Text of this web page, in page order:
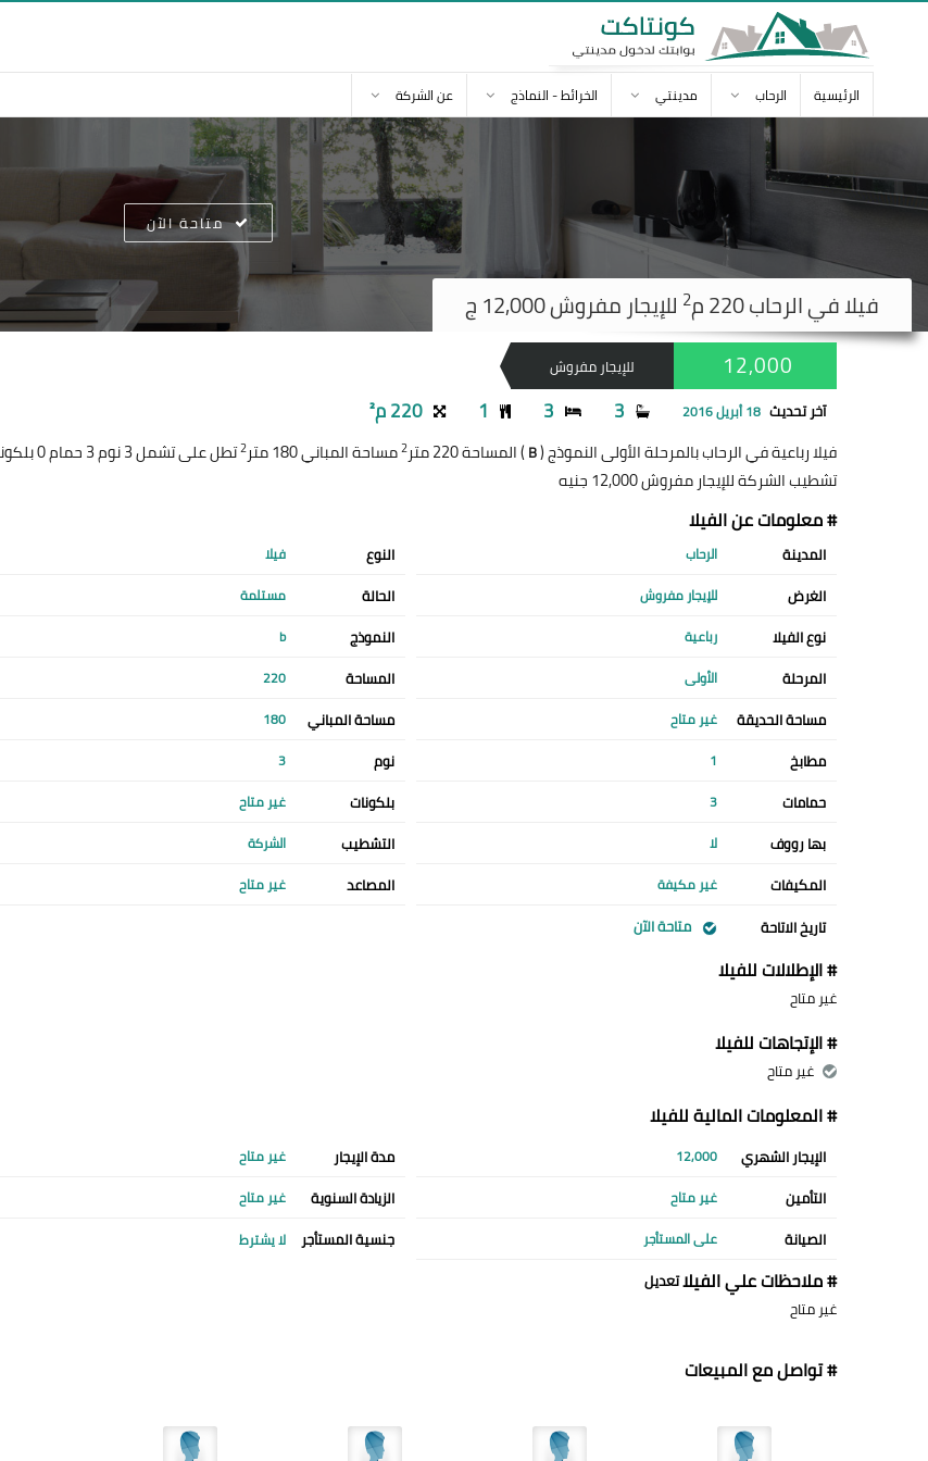
الرئيسية الرحاب مدينتي الخرائط - النماذج عن الشركة
فيلا فيالرحاب 2 للإيجار مفروش 12,000 ج
متاحة الآن
للإيجار مفروش 12,000
آخر تحديث 18 أبريل 2016 3
3
1 220 م²
فيلا رباعية في الرحاب بالمرحلة الأولى النموذج (B) المساحة 220 متر 2مساحة المباني 180 متر 2
تطل على تشمل 3 نوم 3
تشطيب الشركة للإيجار مفروش 12,000 جنيه
# معلومات عن الفيلا
المدينة الرحاب النوع فيلا
الغرض للإيجار مفروش الحالة مستلمة
نوع الفيلا رباعية النموذج b
المرحلة الأولى المساحة 220
مساحة الحديقة غير متاح مساحة المباني 180
مطابخ 1 نوم 3
حمامات 3 بلكونات غير متاح
بها رووف لا التشطيب الشركة
المكيفات غير مكيفة المصاعد غير متاح
تاريخ الاتاحة متاحة الآن
# الإطلالات للفيلا
غير متاح
# الإتجاهات للفيلا
غير متاح
# المعلومات المالية للفيلا
الإيجار الشهري 12,000 مدة الإيجار غير متاح
التأمين غير متاح الزيادة السنوية غير متاح
الصيانة على المستأجر جنسية المستأجر لا يشترط
# ملاحظات علي الفيلاتعديل
غير متاح
# تواصل مع المبيعات